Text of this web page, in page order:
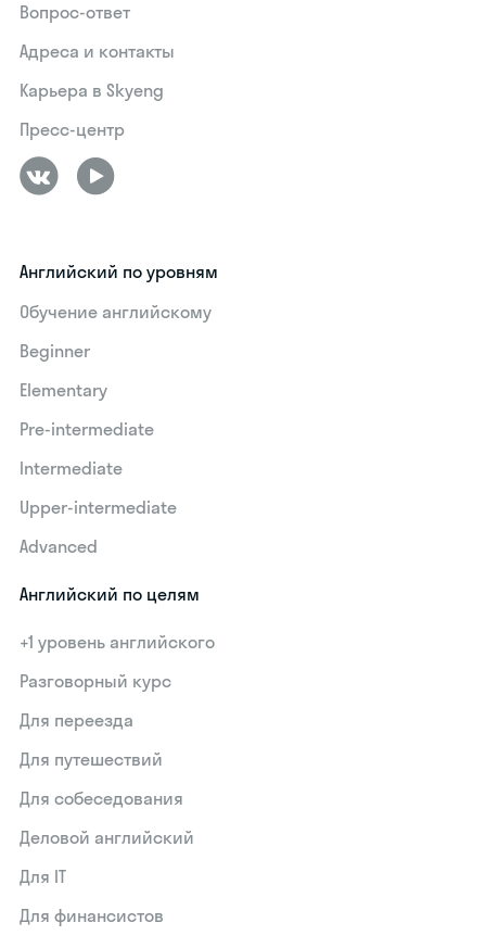
Вопрос-ответ
Адреса и контакты
Карьера в Skyeng
Пресс-центр
Английский по уровням
Обучение английскому
Beginner
Elementary
Pre-intermediate
Intermediate
Upper-intermediate
Advanced
Английский по целям
+1 уровень английского
Разговорный курс
Для переезда
Для путешествий
Для собеседования
Деловой английский
Для IT
Для финансистов